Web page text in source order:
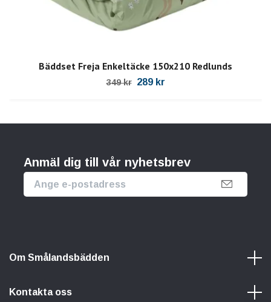
Bäddset Freja Enkeltäcke 150x210 Redlunds
349 kr 289 kr
Anmäl dig till vår nyhetsbrev
Om Smålandsbädden
Kontakta oss